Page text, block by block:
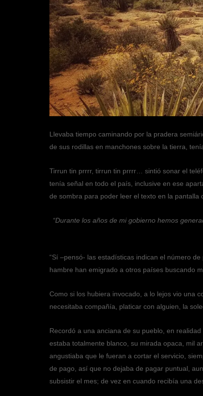
Llevaba tiempo caminando por la pradera
de sus rodillas en manchones sobre la tierra,
Tirrun tin prrrr, tirrun tin prrrr… sintió sonar el
tenía señal en todo el país, inclusive en ese
de sombra para poder leer el texto en la pantalla
“Durante los años de mi gobierno hemos
“Sí –pensó- las estadísticas indican el número
hambre han emigrado a otros países buscando
Como si los hubiera invocado, a lo lejos vio una
necesitaba compañía, platicar con alguien, la
Recordó a una anciana de su pueblo, en
estaba totalmente blanco, su mirada opaca, mil
angustiaba que le fueran a cortar el servicio,
de pago, así que no dejaba de pagar puntual,
subsistir el mes; de vez en cuando recibía una